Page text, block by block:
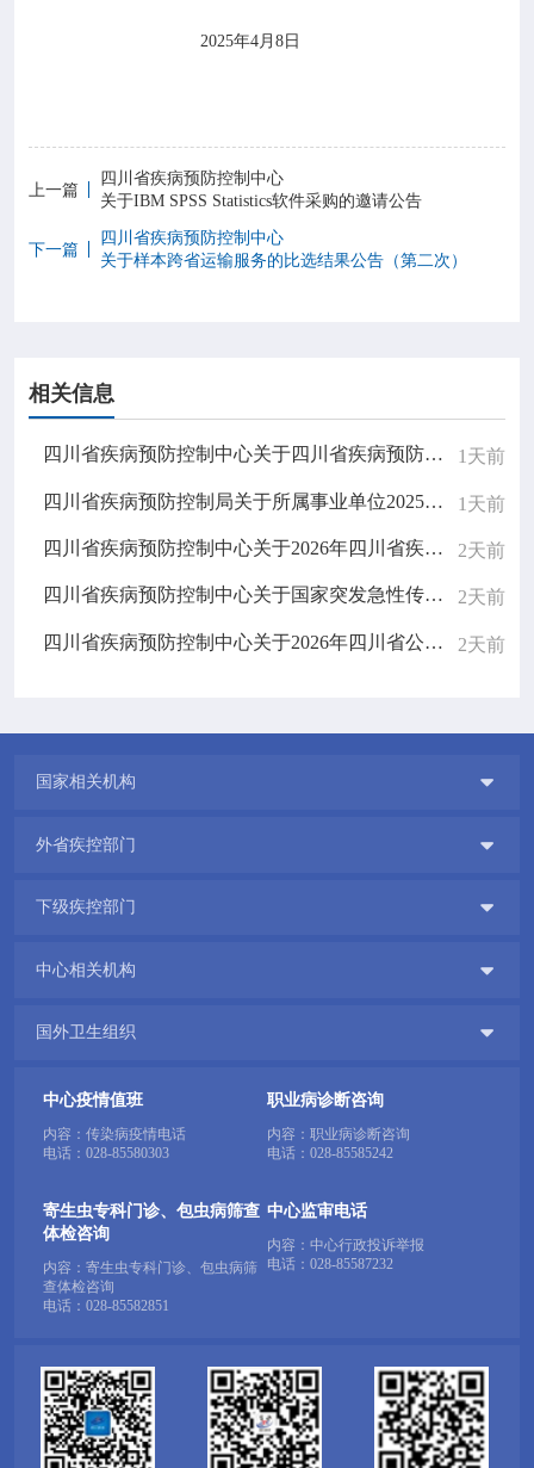
2025年4月8日
上一篇
四川省疾病预防控制中心
关于IBM SPSS Statistics软件采购的邀请公告
下一篇
四川省疾病预防控制中心
关于样本跨省运输服务的比选结果公告（第二次）
相关信息
四川省疾病预防控制中心关于四川省疾病预防控制中心食堂餐桌椅采购项目的比选结果公告 1天前
四川省疾病预防控制局关于所属事业单位2025年下半年公开考试招聘工作人员拟聘人员公示（二） 1天前
四川省疾病预防控制中心关于2026年四川省疾控中心重要信息系统密评服务的比选公告 2天前
四川省疾病预防控制中心关于国家突发急性传染病防控队（四川）无人机采购的比选公告 2天前
四川省疾病预防控制中心关于2026年四川省公共卫生医师规范化培训招生结果公示 2天前
国家相关机构 
外省疾控部门 
下级疾控部门 
中心相关机构 
国外卫生组织 
中心疫情值班
内容：传染病疫情电话
电话： 028-85580303
职业病诊断咨询
内容：职业病诊断咨询
电话： 028-85585242
寄生虫专科门诊、包虫病筛查
体检咨询
内容：寄生虫专科门诊、包虫病筛
查体检咨询
电话： 028-85582851
中心监审电话
内容：中心行政投诉举报
电话： 028-85587232